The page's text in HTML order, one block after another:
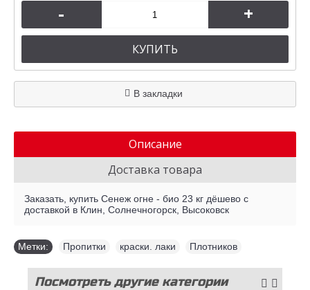
- +
КУПИТЬ
В закладки
Описание
Доставка товара
Заказать, купить Сенеж огне - био 23 кг дёшево с
доставкой в Клин, Солнечногорск, Высоковск
Метки: Пропитки краски. лаки Плотников
Посмотреть другие категории